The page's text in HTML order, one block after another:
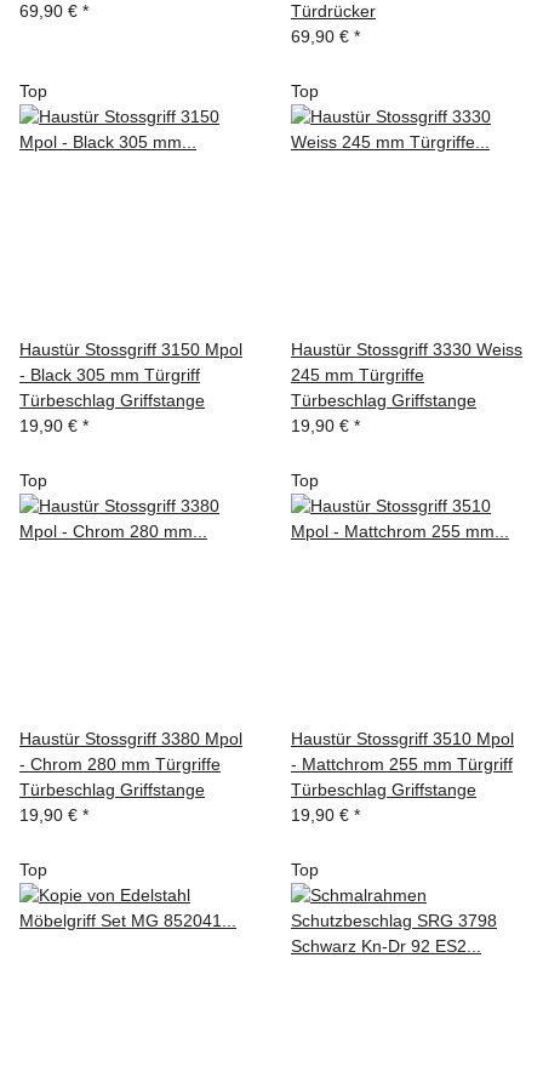
69,90 € *
Türdrücker
69,90 € *
Top
Haustür Stossgriff 3150 Mpol
- Black 305 mm Türgriff
Türbeschlag Griffstange
19,90 € *
Top
Haustür Stossgriff 3330 Weiss
245 mm Türgriffe
Türbeschlag Griffstange
19,90 € *
Top
Haustür Stossgriff 3380 Mpol
- Chrom 280 mm Türgriffe
Türbeschlag Griffstange
19,90 € *
Top
Haustür Stossgriff 3510 Mpol
- Mattchrom 255 mm Türgriff
Türbeschlag Griffstange
19,90 € *
Top Top